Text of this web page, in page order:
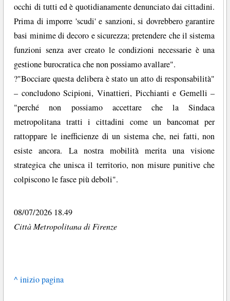
occhi di tutti ed è quotidianamente denunciato dai cittadini.
Prima di imporre 'scudi' e sanzioni, si dovrebbero garantire
basi minime di decoro e sicurezza; pretendere che il sistema
funzioni senza aver creato le condizioni necessarie è una
gestione burocratica che non possiamo avallare".
?"Bocciare questa delibera è stato un atto di responsabilità"
– concludono Scipioni, Vinattieri, Picchianti e Gemelli –
"perché non possiamo accettare che la Sindaca
metropolitana tratti i cittadini come un bancomat per
rattoppare le inefficienze di un sistema che, nei fatti, non
esiste ancora. La nostra mobilità merita una visione
strategica che unisca il territorio, non misure punitive che
colpiscono le fasce più deboli".
08/07/2026 18.49
Città Metropolitana di Firenze
^ inizio pagina